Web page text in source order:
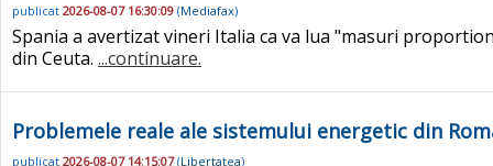
publicat 2026-08-07 16:30:09 (Mediafax)
Spania a avertizat vineri Italia ca va lua "masuri
din Ceuta. ...continuare.
Problemele reale ale sistemului energetic din
publicat 2026-08-07 14:15:07(Libertatea)